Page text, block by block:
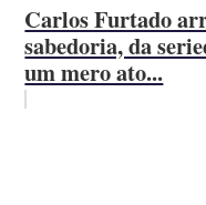
Carlos Furtado
sabedoria, da
um mero ato...